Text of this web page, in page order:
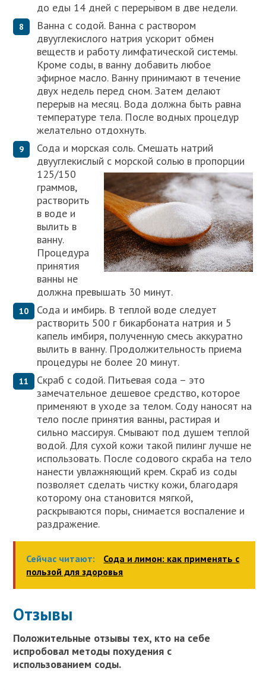
до еды 14 дней с перерывом в две недели.
Ванна с содой. Ванна с раствором
двууглекислого натрия ускорит обмен
веществ и работу лимфатической системы.
Кроме соды, в ванну добавить любое
эфирное масло. Ванну принимают в течение
двух недель перед сном. Затем делают
перерыв на месяц. Вода должна быть равна
температуре тела. После водных процедур
желательно отдохнуть.
Сода и морская соль. Смешать натрий
двууглекислый с морской солью в пропорции
125/150
граммов,
растворить
в воде и
вылить в
ванну.
Процедура
принятия
ванны не
должна превышать 30 минут.
Сода и имбирь. В теплой воде следует
растворить 500 г бикарбоната натрия и 5
капель имбиря, полученную смесь аккуратно
вылить в ванну. Продолжительность приема
процедуры не более 20 минут.
Скраб с содой. Питьевая сода – это
замечательное дешевое средство, которое
применяют в уходе за телом. Соду наносят на
тело после принятия ванны, растирая и
сильно массируя. Смывают под душем теплой
водой. Для сухой кожи такой пилинг лучше не
использовать. После содового скраба на тело
нанести увлажняющий крем. Скраб из соды
позволяет сделать чистку кожи, благодаря
которому она становится мягкой,
раскрываются поры, снимается воспаление и
раздражение.
Сейчас читают:
Сода и лимон: как применять с
пользой для здоровья
Отзывы
Положительные отзывы тех, кто на себе
испробовал методы похудения с
использованием соды.